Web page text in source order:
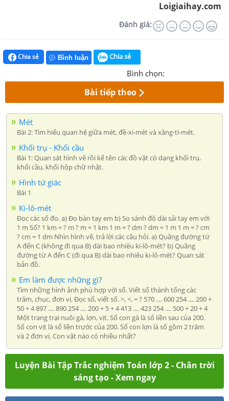
Loigiaihay.com
Đánh giá:
Chia sẻ Bình luận Chia sẻ
Bình chọn:
Bài tiếp theo
Mét
Bài 2: Tìm hiểu quan hệ giữa mét, đề-xi-mét và xăng-ti-mét.
Khối trụ - Khối cầu
Bài 1: Quan sát hình vẽ rồi kể tên các đồ vật có dạng khối trụ,
khối cầu, khối hộp chữ nhật.
Hình tứ giác
Bài 1
Ki-lô-mét
Đọc các số đo. a) Đo bàn tay em b) So sánh độ dài sải tay em với
1 m Số? 1 km = ? m ? m = 1 km 1 m = ? dm ? dm = 1 m 1 m = ? cm
? cm = 1 dm Nhìn hình vẽ, trả lời các câu hỏi. a) Quãng đường từ
A đến C (không đi qua B) dài bao nhiêu ki-lô-mét? b) Quãng
đường từ A đến C (đi qua B) dài bao nhiêu ki-lô-mét? Quan sát
bản đồ.
Em làm được những gì?
Tìm những hình ảnh phù hợp với số. Viết số thành tổng các
trăm, chục, đơn vị. Đọc số, viết số. >, <, = ? 570 .... 600 254 .... 200 +
50 + 4 897 .... 890 254 .... 200 + 5 + 4 413 .... 423 254 .... 500 + 20 + 4
Một trang trại nuôi gà, lợn, vịt. Số con gà là số liền sau của 200.
Số con vịt là số liền trước của 200. Số con lợn là số gồm 2 trăm
và 2 đơn vị. Con vật nào có nhiều nhất?
Luyện Bài Tập Trắc nghiệm Toán lớp 2 - Chân trời
sáng tạo - Xem ngay